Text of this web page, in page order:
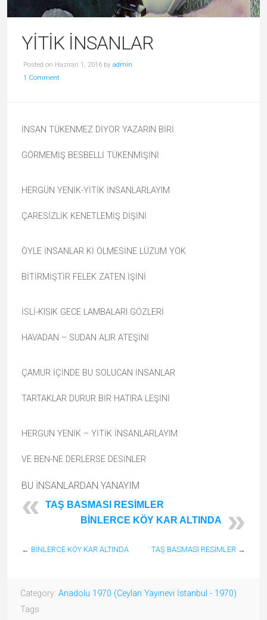
YİTİK İNSANLAR
Posted on Haziran 1, 2016 by admin
1 Comment
İNSAN TÜKENMEZ DİYOR YAZARIN BİRİ
GÖRMEMİŞ BESBELLİ TÜKENMİŞİNİ
HERGÜN YENİK-YİTİK İNSANLARLAYIM
ÇARESİZLİK KENETLEMİŞ DİŞİNİ
ÖYLE İNSANLAR Kİ ÖLMESİNE LÜZUM YOK
BİTİRMİŞTİR FELEK ZATEN İŞİNİ
İSLİ-KISIK GECE LAMBALARI GÖZLERİ
HAVADAN – SUDAN ALIR ATEŞİNİ
ÇAMUR İÇİNDE BU SOLUCAN İNSANLAR
TARTAKLAR DURUR BİR HATlRA LEŞİNİ
HERGUN YENİK – YİTİK İNSANLARLAYIM
VE BEN-NE DERLERSE DESİNLER
BU İNSANLARDAN YANAYIM
TAŞ BASMASI RESİMLER
BİNLERCE KÖY KAR ALTINDA
← BİNLERCE KÖY KAR ALTINDA TAŞ BASMASI RESİMLER →
Category: Anadolu 1970 (Ceylan Yayınevi İstanbul - 1970)
Tags: